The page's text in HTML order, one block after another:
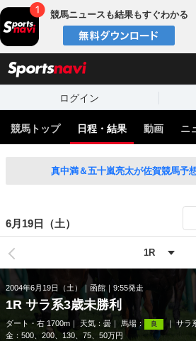
競馬ニュースも結果もすぐわかる
ログイン
競馬トップ 日程・結果 動画 ニ
真中満＆五十嵐亮太が佐賀競馬予
6月19日（土）
2004年6月19日（土） 函館 9:55発走
1R サラ系3歳未勝利
ダート・右 1700m 天気： 曇 馬場： 良 サラ
金：500、200、130、75、50万円